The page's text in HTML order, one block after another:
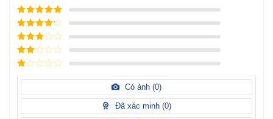
5/ 5 điểm
4/ 5
điểm
3/ 5
điểm
2/
điểm
1
điểm
Có ảnh (0)
Đã xác minh (0)